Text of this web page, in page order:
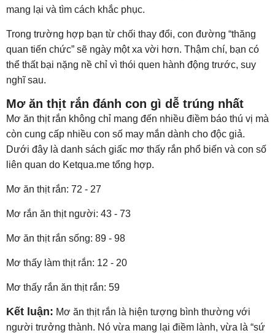
mang lại và tìm cách khắc phục.
Trong trường hợp bạn từ chối thay đổi, con đường “thăng
quan tiến chức” sẽ ngày một xa vời hơn. Thậm chí, bạn có
thể thất bại nặng nề chỉ vì thói quen hành động trước, suy
nghĩ sau.
Mơ ăn thịt rắn đánh con gì dễ trúng nhất
Mơ ăn thịt rắn không chỉ mang đến nhiều điềm báo thú vị mà
còn cung cấp nhiều con số may mắn dành cho độc giả.
Dưới đây là danh sách giấc mơ thấy rắn phổ biến và con số
liên quan do Ketqua.me tổng hợp.
Mơ ăn thịt rắn: 72 - 27
Mơ rắn ăn thịt người: 43 - 73
Mơ ăn thịt rắn sống: 89 - 98
Mơ thấy làm thịt rắn: 12 - 20
Mơ thấy rắn ăn thịt rắn: 59
Kết luận: Mơ ăn thịt rắn là hiện tượng bình thường với
người trưởng thành. Nó vừa mang lại điềm lành, vừa là “sứ